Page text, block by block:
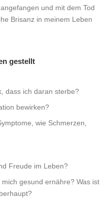
und mit dem Tod
Brisanz in meinem Leben
gestellt
dass ich daran sterbe?
bewirken?
wie Schmerzen,
Freude im Leben?
gesund ernähre? Was ist